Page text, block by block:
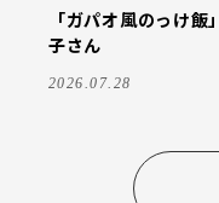
「ガパオ風のっけ
子さん
2026.07.28